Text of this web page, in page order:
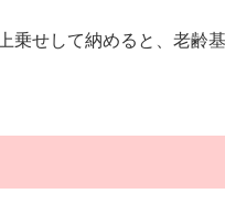
乗せして納めると、老齢